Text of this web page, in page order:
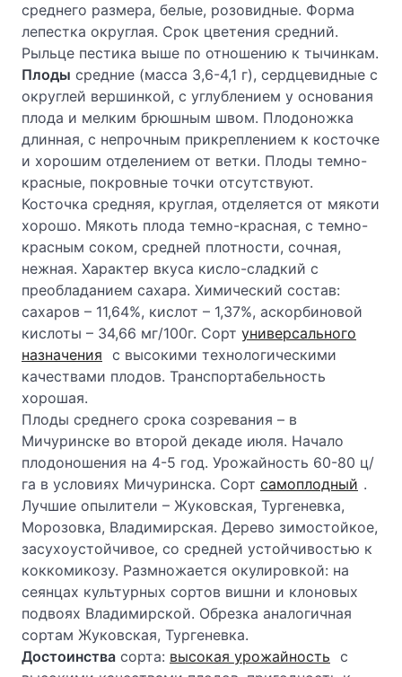
среднего размера, белые, розовидные. Форма
лепестка округлая. Срок цветения средний.
Рыльце пестика выше по отношению к тычинкам.
Плоды средние (масса 3,6-4,1 г), сердцевидные с
округлей вершинкой, с углублением у основания
плода и мелким брюшным швом. Плодоножка
длинная, с непрочным прикреплением к косточке
и хорошим отделением от ветки. Плоды темно-
красные, покровные точки отсутствуют.
Косточка средняя, круглая, отделяется от мякоти
хорошо. Мякоть плода темно-красная, с темно-
красным соком, средней плотности, сочная,
нежная. Характер вкуса кисло-сладкий с
преобладанием сахара. Химический состав:
сахаров – 11,64%, кислот – 1,37%, аскорбиновой
кислоты – 34,66 мг/100г. Сорт универсального
назначения с высокими технологическими
качествами плодов. Транспортабельность
хорошая.
Плоды среднего срока созревания – в
Мичуринске во второй декаде июля. Начало
плодоношения на 4-5 год. Урожайность 60-80 ц/
га в условиях Мичуринска. Сорт самоплодный .
Лучшие опылители – Жуковская, Тургеневка,
Морозовка, Владимирская. Дерево зимостойкое,
засухоустойчивое, со средней устойчивостью к
коккомикозу. Размножается окулировкой: на
сеянцах культурных сортов вишни и клоновых
подвоях Владимирской. Обрезка аналогичная
сортам Жуковская, Тургеневка.
Достоинства сорта: высокая урожайность с